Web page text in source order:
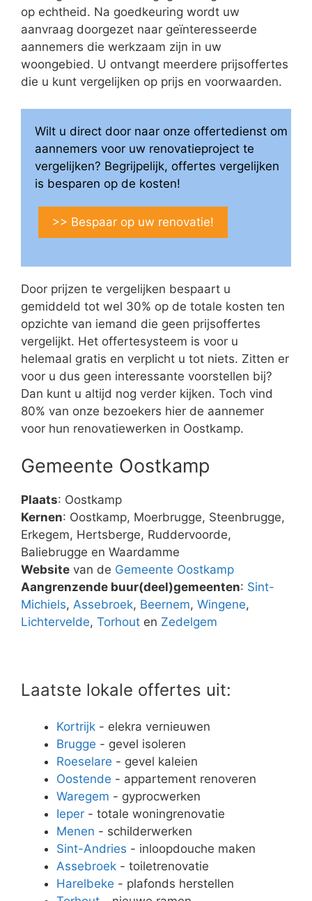
op echtheid. Na goedkeuring wordt uw
aanvraag doorgezet naar geïnteresseerde
aannemers die werkzaam zijn in uw
woongebied. U ontvangt meerdere prijsoffertes
die u kunt vergelijken op prijs en voorwaarden.
Wilt u direct door naar onze offertedienst om
aannemers voor uw renovatieproject te
vergelijken? Begrijpelijk, offertes vergelijken
is besparen op de kosten!
>> Bespaar op uw renovatie!
Door prijzen te vergelijken bespaart u
gemiddeld tot wel 30% op de totale kosten ten
opzichte van iemand die geen prijsoffertes
vergelijkt. Het offertesysteem is voor u
helemaal gratis en verplicht u tot niets. Zitten er
voor u dus geen interessante voorstellen bij?
Dan kunt u altijd nog verder kijken. Toch vind
80% van onze bezoekers hier de aannemer
voor hun renovatiewerken in Oostkamp.
Gemeente Oostkamp
Plaats: Oostkamp
Kernen: Oostkamp, Moerbrugge, Steenbrugge,
Erkegem, Hertsberge, Ruddervoorde,
Baliebrugge en Waardamme
Website van de Gemeente Oostkamp
Aangrenzende buur(deel)gemeenten: Sint-
Michiels, Assebroek, Beernem, Wingene,
Lichtervelde, Torhout en Zedelgem
Laatste lokale offertes uit:
Kortrijk - elekra vernieuwen
Brugge - gevel isoleren
Roeselare - gevel kaleien
Oostende - appartement renoveren
Waregem - gyprocwerken
Ieper - totale woningrenovatie
Menen - schilderwerken
Sint-Andries - inloopdouche maken
Assebroek - toiletrenovatie
Harelbeke - plafonds herstellen